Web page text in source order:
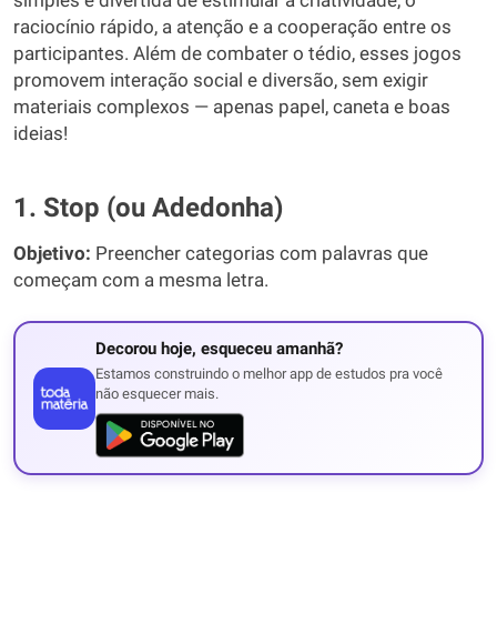
raciocínio rápido, a atenção e a cooperação entre os
participantes. Além de combater o tédio, esses jogos
promovem interação social e diversão, sem exigir
materiais complexos — apenas papel, caneta e boas
ideias!
1. Stop (ou Adedonha)
Objetivo: Preencher categorias com palavras que
começam com a mesma letra.
Decorou hoje, esqueceu amanhã?
Estamos construindo o melhor app de estudos pra você
não esquecer mais.